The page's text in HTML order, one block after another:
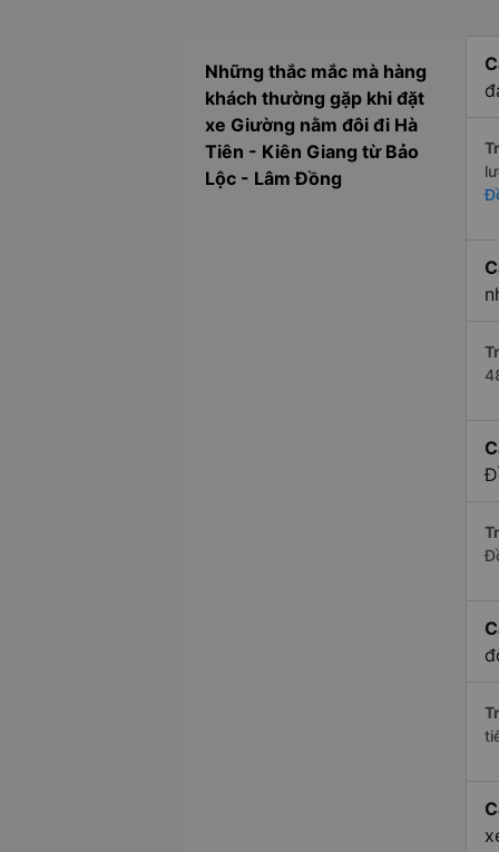
Những thắc mắc mà hàng
khách thường gặp khi đặt
xe Giường nằm đôi đi Hà
Tiên - Kiên Giang từ Bảo
Lộc - Lâm Đồng